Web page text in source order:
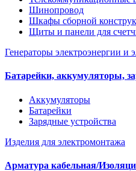
Шинопровод
Шкафы сборной
Щиты и панели для
Генераторы электроэнергии и
Батарейки, аккумуляторы,
Аккумуляторы
Батарейки
Зарядные устройства
Изделия для электромонтажа
Арматура кабельная/